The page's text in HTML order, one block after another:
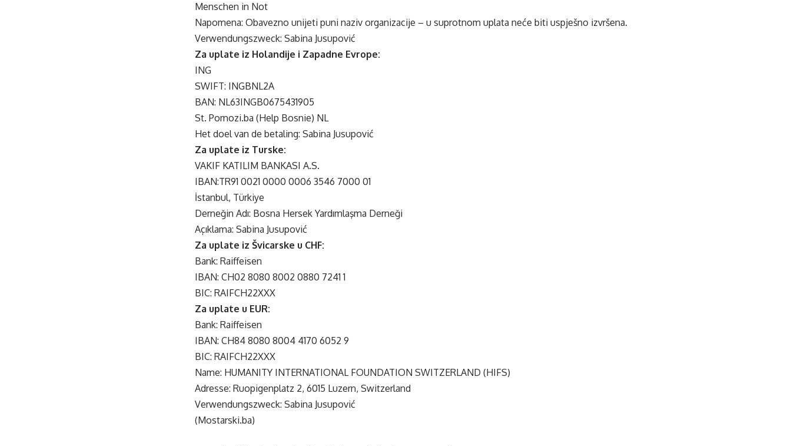
Menschen in Not
Napomena: Obavezno unijeti puni naziv organizacije – u suprotnom uplata neće biti uspješno izvršena.
Verwendungszweck: Sabina Jusupović
Za uplate iz Holandije i Zapadne Evrope:
ING
SWIFT: INGBNL2A
BAN: NL63INGB0675431905
St. Pomozi.ba (Help Bosnie) NL
Het doel van de betaling: Sabina Jusupović
Za uplate iz Turske:
VAKIF KATILIM BANKASI A.S.
IBAN:TR91 0021 0000 0006 3546 7000 01
İstanbul, Türkiye
Derneğin Adı: Bosna Hersek Yardımlaşma Derneği
Açıklama: Sabina Jusupović
Za uplate iz Švicarske u CHF:
Bank: Raiffeisen
IBAN: CH02 8080 8002 0880 7241 1
BIC: RAIFCH22XXX
Za uplate u EUR:
Bank: Raiffeisen
IBAN: CH84 8080 8004 4170 6052 9
BIC: RAIFCH22XXX
Name: HUMANITY INTERNATIONAL FOUNDATION SWITZERLAND (HIFS)
Adresse: Ruopigenplatz 2, 6015 Luzern, Switzerland
Verwendungszweck: Sabina Jusupović
(Mostarski.ba)